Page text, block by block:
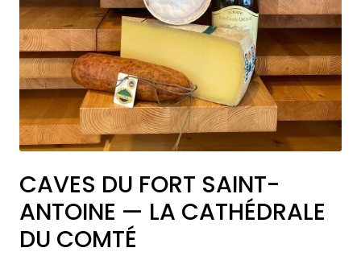
CAVES DU FORT SAINT-
ANTOINE — LA CATHÉDRALE
DU COMTÉ